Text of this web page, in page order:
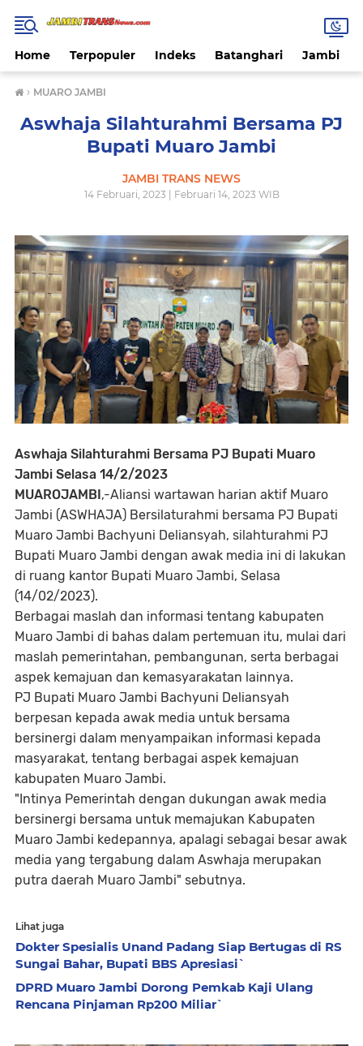
Home Terpopuler Indeks Batanghari Jambi
› MUARO JAMBI
Aswhaja Silahturahmi Bersama PJ
Bupati Muaro Jambi
JAMBI TRANS NEWS
14 Februari, 2023 | Februari 14, 2023 WIB
Aswhaja Silahturahmi Bersama PJ Bupati Muaro
Jambi Selasa 14/2/2023
MUAROJAMBI,-Aliansi wartawan harian aktif Muaro
Jambi (ASWHAJA) Bersilaturahmi bersama PJ Bupati
Muaro Jambi Bachyuni Deliansyah, silahturahmi PJ
Bupati Muaro Jambi dengan awak media ini di lakukan
di ruang kantor Bupati Muaro Jambi, Selasa
(14/02/2023).
Berbagai maslah dan informasi tentang kabupaten
Muaro Jambi di bahas dalam pertemuan itu, mulai dari
maslah pemerintahan, pembangunan, serta berbagai
aspek kemajuan dan kemasyarakatan lainnya.
PJ Bupati Muaro Jambi Bachyuni Deliansyah
berpesan kepada awak media untuk bersama
bersinergi dalam menyampaikan informasi kepada
masyarakat, tentang berbagai aspek kemajuan
kabupaten Muaro Jambi.
"Intinya Pemerintah dengan dukungan awak media
bersinergi bersama untuk memajukan Kabupaten
Muaro Jambi kedepannya, apalagi sebagai besar awak
media yang tergabung dalam Aswhaja merupakan
putra daerah Muaro Jambi" sebutnya.
Lihat juga
Dokter Spesialis Unand Padang Siap Bertugas di RS
Sungai Bahar, Bupati BBS Apresiasi`
DPRD Muaro Jambi Dorong Pemkab Kaji Ulang
Rencana Pinjaman Rp200 Miliar`